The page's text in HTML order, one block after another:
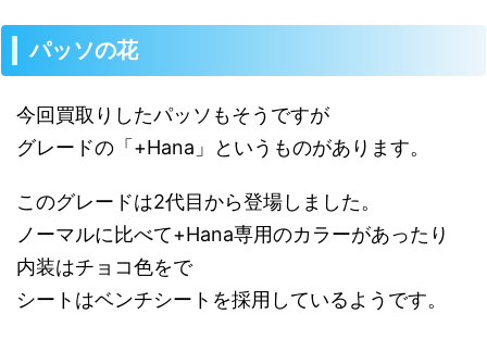
パッソの花
今回買取りしたパッソもそうですが
グレードの「+Hana」というものがあります。
このグレードは2代目から登場しました。
ノーマルに比べて+Hana専用のカラーがあったり
内装はチョコ色をで
シートはベンチシートを採用しているようです。